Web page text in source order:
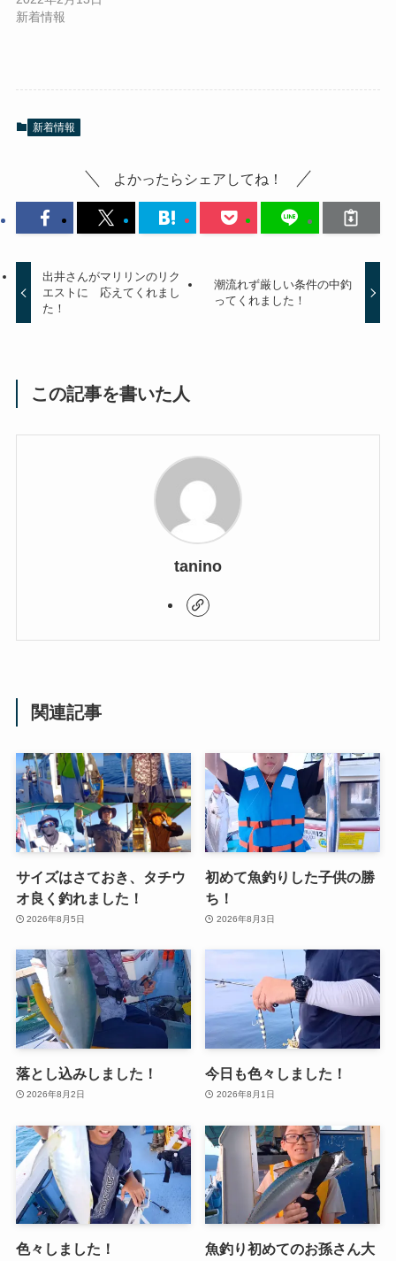
新着情報
新着情報
よかったらシェアしてね！
出井さんがマリリンのリク
エストに゙応えてくれまし
た！
潮流れず厳しい条件の中釣
ってくれました！
この記事を書いた人
tanino
関連記事
サイズはさておき、タチウ
オ良く釣れました！
2026年8月5日
初めて魚釣りした子供の勝
ち！
2026年8月3日
落とし込みしました！
2026年8月2日
今日も色々しました！
2026年8月1日
色々しました！
魚釣り初めてのお孫さん大